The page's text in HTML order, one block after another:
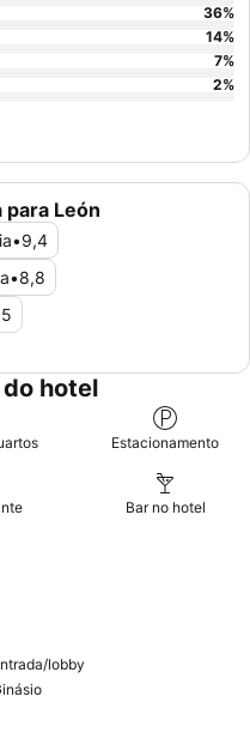
para León
•9,4
•8,8
36%
14%
7%
2%
hotel
Estacionamento
Bar no hotel
lobby